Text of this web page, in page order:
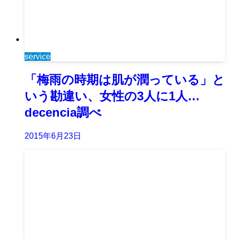
service
「梅雨の時期は肌が潤っている」と
いう勘違い、女性の3人に1人…
decencia調べ
2015年6月23日